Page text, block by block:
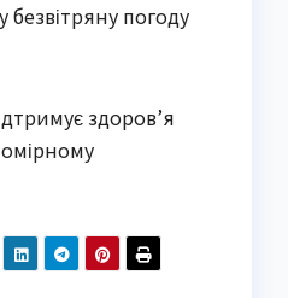
безвітряну погоду
здоров’я